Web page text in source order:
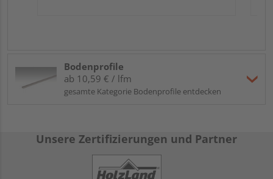
Bodenprofile
ab 10,59 € / lfm
gesamte Kategorie Bodenprofile entdecken
Unsere Zertifizierungen und Partner